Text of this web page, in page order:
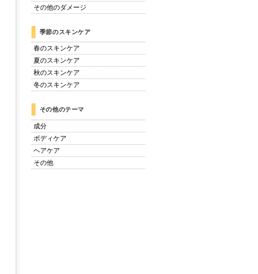
その他のダメージ
季節のスキンケア
春のスキンケア
夏のスキンケア
秋のスキンケア
冬のスキンケア
その他のテーマ
成分
ボディケア
ヘアケア
その他